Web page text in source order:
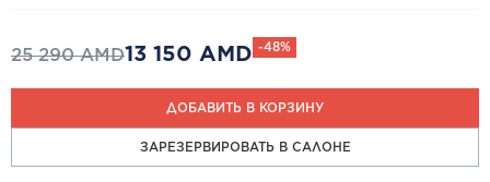
25 290 AMD13 150 AMD -48%
ДОБАВИТЬ В КОРЗИНУ
ЗАРЕЗЕРВИРОВАТЬ В САЛОНЕ